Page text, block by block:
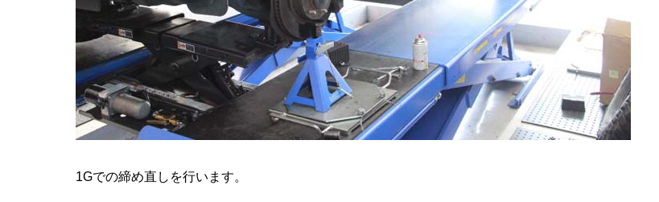
1Gでの締め直しを行います。